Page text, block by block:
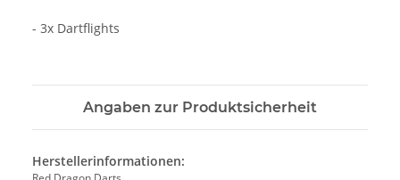
- 3x Dartflights
Angaben zur Produktsicherheit
Herstellerinformationen: